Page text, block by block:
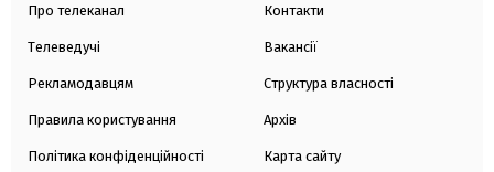
Про телеканал
Телеведучі
Рекламодавцям
Правила користування
Політика конфіденційності
Контакти
Вакансії
Структура власності
Архів
Карта сайту